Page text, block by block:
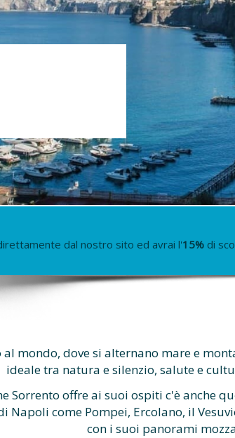
dal nostro sito ed avrai l'15% di
mondo, dove si alternano mare e
ideale tra natura e silenzio, salute e
Sorrento offre ai suoi ospiti c'è anche
Napoli come Pompei, Ercolano, il
con i suoi panorami